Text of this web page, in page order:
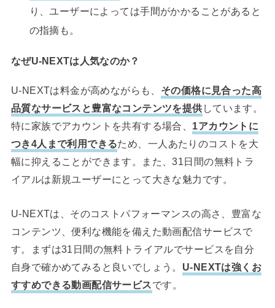
り、ユーザーによっては手間がかかることがあると
の指摘も。
なぜU-NEXTは人気なのか？
U-NEXTは料金が高めながらも、 その価格に見合った高
品質なサービスと豊富なコンテンツを提供 しています。
特に家族でアカウントを共有する場合、 1アカウントに
つき4人まで利用できるため、一人あたりのコストを大
幅に抑えることができます。また、31日間の無料トラ
イアルは新規ユーザーにとって大きな魅力です。
U-NEXTは、そのコストパフォーマンスの高さ、豊富な
コンテンツ、便利な機能を備えた動画配信サービスで
す。まずは31日間の無料トライアルでサービスを自分
自身で確かめてみると良いでしょう。 U-NEXTは強くお
すすめできる動画配信サービスです。